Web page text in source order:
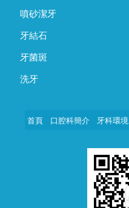
噴砂潔牙
牙結石
牙菌斑
洗牙
首頁 口腔科簡介 牙科環境